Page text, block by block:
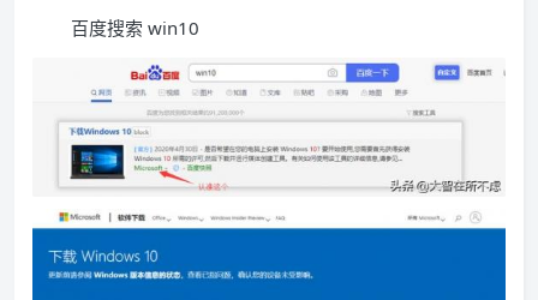
百度搜索 win10